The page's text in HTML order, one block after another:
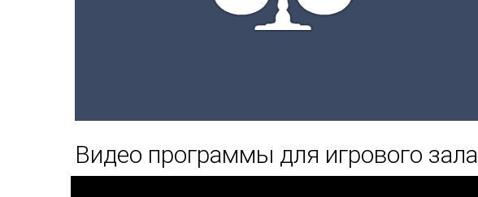
Видео программы для игрового зала